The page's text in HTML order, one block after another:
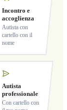
Incontro e
accoglienza
Autista con
cartello con il
nome
Autista
professionale
Con cartello con